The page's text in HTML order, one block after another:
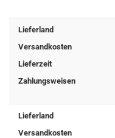
Lieferland
Versandkosten
Lieferzeit
Zahlungsweisen
Lieferland
Versandkosten